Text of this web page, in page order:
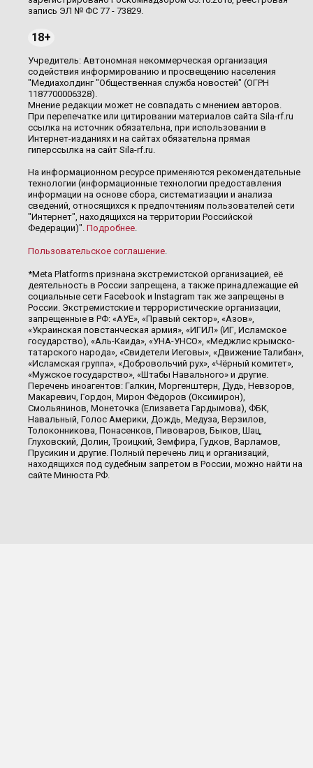
запись ЭЛ № ФС 77 - 73829.
18+
Учредитель: Автономная некоммерческая организация
содействия информированию и просвещению населения
"Медиахолдинг "Общественная служба новостей" (ОГРН
1187700006328).
Мнение редакции может не совпадать с мнением авторов.
При перепечатке или цитировании материалов сайта Sila-rf.ru
ссылка на источник обязательна, при использовании в
Интернет-изданиях и на сайтах обязательна прямая
гиперссылка на сайт Sila-rf.ru.
На информационном ресурсе применяются рекомендательные
технологии (информационные технологии предоставления
информации на основе сбора, систематизации и анализа
сведений, относящихся к предпочтениям пользователей сети
"Интернет", находящихся на территории Российской
Федерации)". Подробнее.
Пользовательское соглашение.
*Meta Platforms признана экстремистской организацией, её
деятельность в России запрещена, а также принадлежащие ей
социальные сети Facebook и Instagram так же запрещены в
России. Экстремистские и террористические организации,
запрещенные в РФ: «АУЕ», «Правый сектор», «Азов»,
«Украинская повстанческая армия», «ИГИЛ» (ИГ, Исламское
государство), «Аль-Каида», «УНА-УНСО», «Меджлис крымско-
татарского народа», «Свидетели Иеговы», «Движение Талибан»,
«Исламская группа», «Добровольчий рух», «Чёрный комитет»,
«Мужское государство», «Штабы Навального» и другие.
Перечень иноагентов: Галкин, Моргенштерн, Дудь, Невзоров,
Макаревич, Гордон, Мирон Фёдоров (Оксимирон),
Смольянинов, Монеточка (Елизавета Гардымова), ФБК,
Навальный, Голос Америки, Дождь, Медуза, Верзилов,
Толоконникова, Понасенков, Пивоваров, Быков, Шац,
Глуховский, Долин, Троицкий, Земфира, Гудков, Варламов,
Прусикин и другие. Полный перечень лиц и организаций,
находящихся под судебным запретом в России, можно найти на
сайте Минюста РФ.